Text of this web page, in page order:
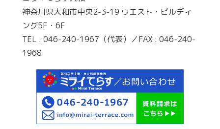
神奈川県大和市中央2-3-19 ウエスト・ビルディ
ング5F・6F
TEL : 046-240-1967（代表）／FAX : 046-240-
1968